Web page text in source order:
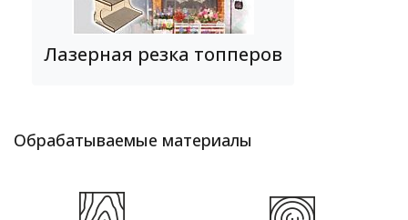
Лазерная резка топперов
Обрабатываемые материалы